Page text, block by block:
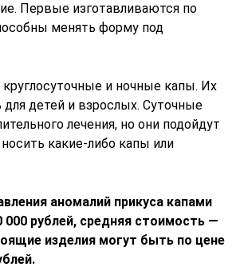
Первые изготавливаются по
менять форму под
и ночные капы. Их
детей и взрослых. Суточные
лечения, но они подойдут
какие-либо капы или
аномалий прикуса капами
000 рублей, средняя стоимость —
изделия могут быть по цене